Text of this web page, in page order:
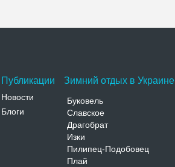
Публикации
Новости
Блоги
Зимний отдых в Украине
Буковель
Славское
Драгобрат
Изки
Пилипец-Подобовец
Плай